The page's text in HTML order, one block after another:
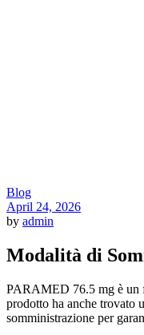
Blog
April 24, 2026
by admin
Modalità di
PARAMED 76.5 mg è un
prodotto ha anche trovato
somministrazione per